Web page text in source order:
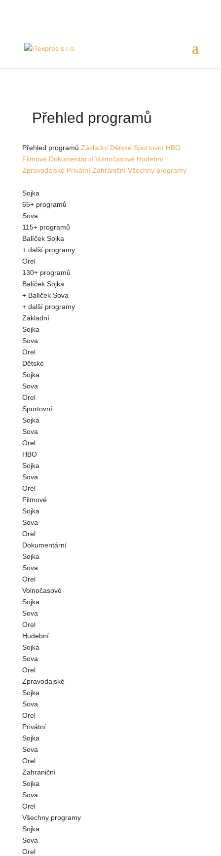
Přehled programů
Přehled programů Základní Dětské Sportovní HBO
Filmové Dokumentární Volnočasové Hudební
Zpravodajské Privátní Zahraniční Všechny programy
Sojka
65+ programů
Sova
115+ programů
Balíček Sojka
+ další programy
Orel
130+ programů
Balíček Sojka
+ Balíček Sova
+ další programy
Základní
Sojka
Sova
Orel
Dětské
Sojka
Sova
Orel
Sportovní
Sojka
Sova
Orel
HBO
Sojka
Sova
Orel
Filmové
Sojka
Sova
Orel
Dokumentární
Sojka
Sova
Orel
Volnočasové
Sojka
Sova
Orel
Hudební
Sojka
Sova
Orel
Zpravodajské
Sojka
Sova
Orel
Privátní
Sojka
Sova
Orel
Zahraniční
Sojka
Sova
Orel
Všechny programy
Sojka
Sova
Orel